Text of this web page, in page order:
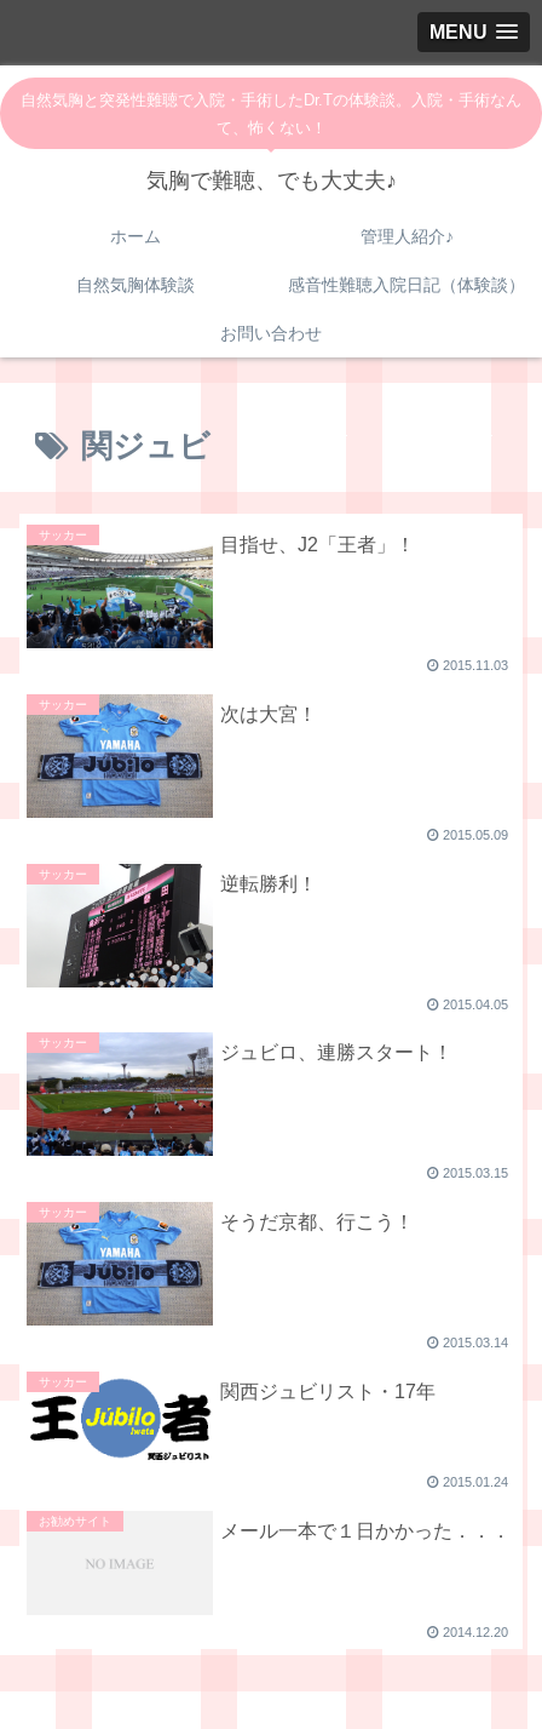
MENU
自然気胸と突発性難聴で入院・手術したDr.Tの体験談。入院・手術なん
て、怖くない！
気胸で難聴、でも大丈夫♪
ホーム 管理人紹介♪
自然気胸体験談 感音性難聴入院日記（体験談）
お問い合わせ
関ジュビ
サッカー 目指せ、J2「王者」！
2015.11.03
サッカー 次は大宮！
2015.05.09
サッカー 逆転勝利！
2015.04.05
サッカー ジュビロ、連勝スタート！
2015.03.15
サッカー そうだ京都、行こう！
2015.03.14
サッカー 関西ジュビリスト・17年
2015.01.24
お勧めサイト メール一本で１日かかった．．．
2014.12.20